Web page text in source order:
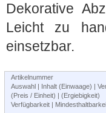
Dekorative
Leicht zu
einsetzbar.
Artikelnummer
Auswahl | Inhalt (Einwaage) |
(Preis / Einheit) | (Ergiebigkeit)
Verfügbarkeit |